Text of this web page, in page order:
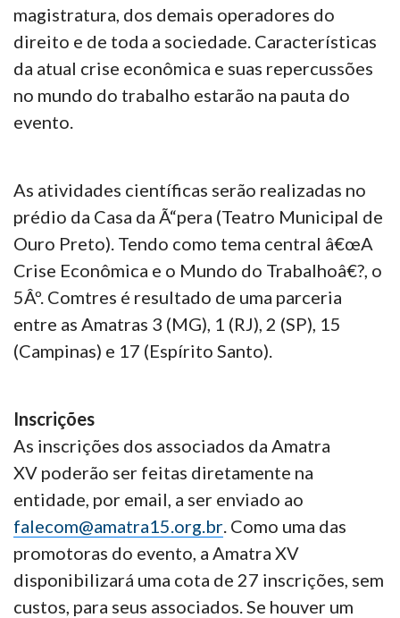
magistratura, dos demais operadores do
direito e de toda a sociedade. Características
da atual crise econômica e suas repercussões
no mundo do trabalho estarão na pauta do
evento.
As atividades científicas serão realizadas no
prédio da Casa da Ã“pera (Teatro Municipal de
Ouro Preto). Tendo como tema central â€œA
Crise Econômica e o Mundo do Trabalhoâ€?, o
5Âº. Comtres é resultado de uma parceria
entre as Amatras 3 (MG), 1 (RJ), 2 (SP), 15
(Campinas) e 17 (Espírito Santo).
Inscrições
As inscrições dos associados da Amatra
XV poderão ser feitas diretamente na
entidade, por email, a ser enviado ao
falecom@amatra15.org.br . Como uma das
promotoras do evento, a Amatra XV
disponibilizará uma cota de 27 inscrições, sem
custos, para seus associados. Se houver um